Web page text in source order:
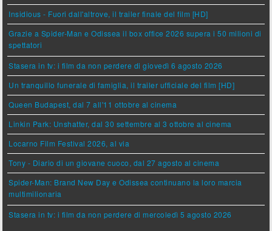
Insidious - Fuori dall'altrove, il trailer finale del film [HD]
Grazie a Spider-Man e Odissea il box office 2026 supera i 50 milioni di
spettatori
Stasera in tv: i film da non perdere di giovedì 6 agosto 2026
Un tranquillo funerale di famiglia, il trailer ufficiale del film [HD]
Queen Budapest, dal 7 all'11 ottobre al cinema
Linkin Park: Unshatter, dal 30 settembre al 3 ottobre al cinema
Locarno Film Festival 2026, al via
Tony - Diario di un giovane cuoco, dal 27 agosto al cinema
Spider-Man: Brand New Day e Odissea continuano la loro marcia
multimilionaria
Stasera in tv: i film da non perdere di mercoledì 5 agosto 2026